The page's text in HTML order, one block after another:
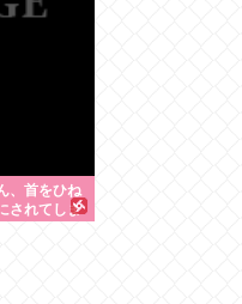
、首をひね
されてしま